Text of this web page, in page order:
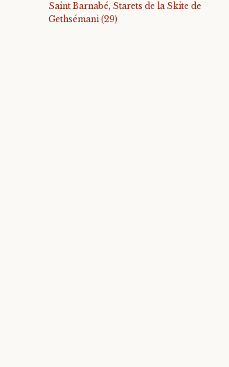
Saint Barnabé, Starets de la Skite de
Gethsémani (29)